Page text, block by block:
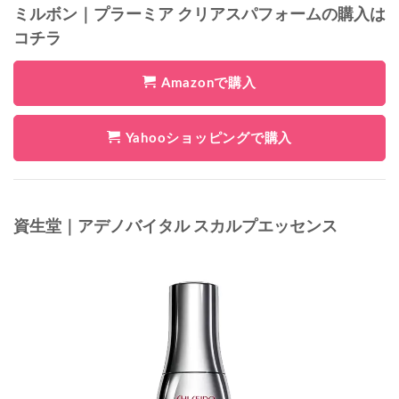
ミルボン｜プラーミア クリアスパフォームの購入は
コチラ
Amazonで購入
Yahooショッピングで購入
資生堂｜アデノバイタル スカルプエッセンス